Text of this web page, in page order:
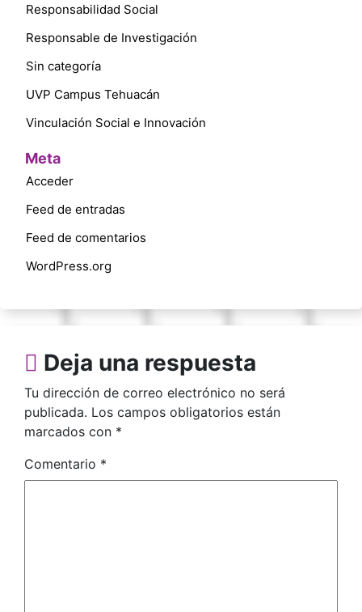
Responsabilidad Social
Responsable de Investigación
Sin categoría
UVP Campus Tehuacán
Vinculación Social e Innovación
Meta
Acceder
Feed de entradas
Feed de comentarios
WordPress.org
Deja una respuesta
Tu dirección de correo electrónico no será
publicada. Los campos obligatorios están
marcados con *
Comentario *